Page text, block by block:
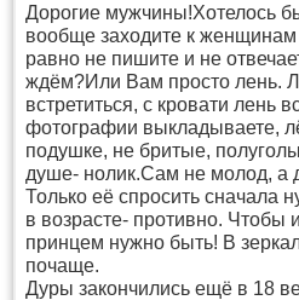
Дорогие мужчины!Хотелось
вообще заходите к женщинам
равно не пишите и не
ждём?Или Вам просто лень.
встретиться, с кровати лень
фотографии выкладываете,
подушке, не бритые,
душе- нолик.Сам не молод, а
Только её спросить сначала
в возрасте- противно. Чтобы
принцем нужно быть! В
почаще.
Дуры закончились ещё в 18